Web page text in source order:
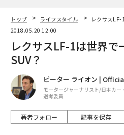
トップ ライフスタイル
レクサスLF-
2018.05.20 12:00
レクサスLF-1は世界で
SUV？
ピーター ライオン |
モータージャーナリスト/日本カー
選考委員
著者フォロー 記事を保存